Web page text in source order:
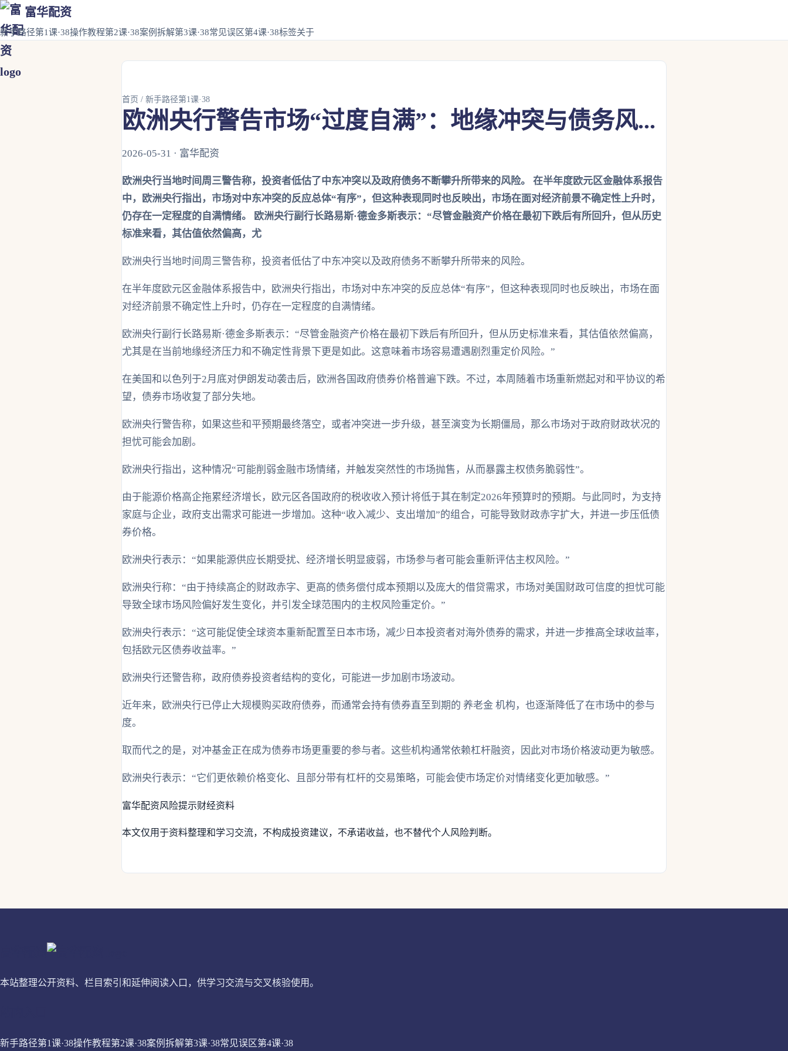
富华配资
新手路径第1课·38操作教程第2课·38案例拆解第3课·38常见误区第4课·38标签关于
首页 / 新手路径第1课·38
欧洲央行警告市场“过度自满”：地缘冲突与债务风...
2026-05-31 · 富华配资
欧洲央行当地时间周三警告称，投资者低估了中东冲突以及政府债务不断攀升所带来的风险。 在半年度欧元区金融体系报告
中，欧洲央行指出，市场对中东冲突的反应总体“有序”，但这种表现同时也反映出，市场在面对经济前景不确定性上升时，
仍存在一定程度的自满情绪。 欧洲央行副行长路易斯·德金多斯表示：“尽管金融资产价格在最初下跌后有所回升，但从历史
标准来看，其估值依然偏高，尤
欧洲央行当地时间周三警告称，投资者低估了中东冲突以及政府债务不断攀升所带来的风险。
在半年度欧元区金融体系报告中，欧洲央行指出，市场对中东冲突的反应总体“有序”，但这种表现同时也反映出，市场在面
对经济前景不确定性上升时，仍存在一定程度的自满情绪。
欧洲央行副行长路易斯·德金多斯表示：“尽管金融资产价格在最初下跌后有所回升，但从历史标准来看，其估值依然偏高，
尤其是在当前地缘经济压力和不确定性背景下更是如此。这意味着市场容易遭遇剧烈重定价风险。”
在美国和以色列于2月底对伊朗发动袭击后，欧洲各国政府债券价格普遍下跌。不过，本周随着市场重新燃起对和平协议的希
望，债券市场收复了部分失地。
欧洲央行警告称，如果这些和平预期最终落空，或者冲突进一步升级，甚至演变为长期僵局，那么市场对于政府财政状况的
担忧可能会加剧。
欧洲央行指出，这种情况“可能削弱金融市场情绪，并触发突然性的市场抛售，从而暴露主权债务脆弱性”。
由于能源价格高企拖累经济增长，欧元区各国政府的税收收入预计将低于其在制定2026年预算时的预期。与此同时，为支持
家庭与企业，政府支出需求可能进一步增加。这种“收入减少、支出增加”的组合，可能导致财政赤字扩大，并进一步压低债
券价格。
欧洲央行表示：“如果能源供应长期受扰、经济增长明显疲弱，市场参与者可能会重新评估主权风险。”
欧洲央行称：“由于持续高企的财政赤字、更高的债务偿付成本预期以及庞大的借贷需求，市场对美国财政可信度的担忧可能
导致全球市场风险偏好发生变化，并引发全球范围内的主权风险重定价。”
欧洲央行表示：“这可能促使全球资本重新配置至日本市场，减少日本投资者对海外债券的需求，并进一步推高全球收益率，
包括欧元区债券收益率。”
欧洲央行还警告称，政府债券投资者结构的变化，可能进一步加剧市场波动。
近年来，欧洲央行已停止大规模购买政府债券，而通常会持有债券直至到期的 养老金 机构，也逐渐降低了在市场中的参与
度。
取而代之的是，对冲基金正在成为债券市场更重要的参与者。这些机构通常依赖杠杆融资，因此对市场价格波动更为敏感。
欧洲央行表示：“它们更依赖价格变化、且部分带有杠杆的交易策略，可能会使市场定价对情绪变化更加敏感。”
富华配资风险提示财经资料
本文仅用于资料整理和学习交流，不构成投资建议，不承诺收益，也不替代个人风险判断。
本站整理公开资料、栏目索引和延伸阅读入口，供学习交流与交叉核验使用。
新手路径第1课·38操作教程第2课·38案例拆解第3课·38常见误区第4课·38